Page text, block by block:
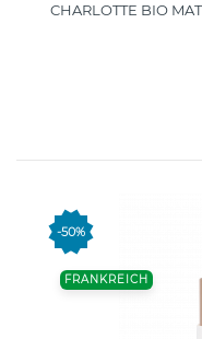
CHARLOTTE BIO
-50%
FRANKREICH